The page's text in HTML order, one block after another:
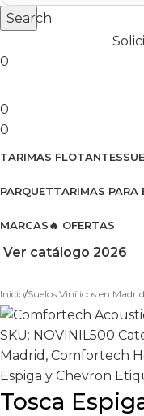
Search
0
0
0
TARIMAS FLOTANTES
PARQUETTARIMAS PARA
MARCAS🔥 OFERTAS
Ver catálogo 2026
Inicio Suelos Vinílicos en Madrid
SKU: NOVINIL500
Madrid , Comfortech
Espiga y Chevron
Tosca